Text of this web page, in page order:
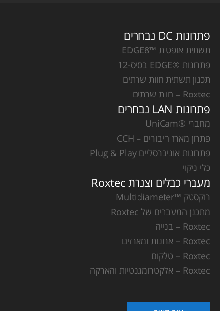
פתרונות DC נבחרים
תשתית אופטית ™EDGE8
פתרונות ®EDGE בסיס-12
תכנון תשתית חוות שרתים
Roxtec – חוות שרתים
פתרונות LAN נבחרים
מחברי ®UniCam
פתרון מארז חיבורים – CCH
פתרונות אוניברסליים Plug & Play
כלי ניקוי
מעברי כבלים וצנרת Roxtec
רוקסטק ™Multidiameter
מתכנן המעברים של Roxtec
Roxtec – בנייה
Roxtec – ארונות ומארזים
Roxtec – טלקום
Roxtec – אלקטרומגנטיות והארקה